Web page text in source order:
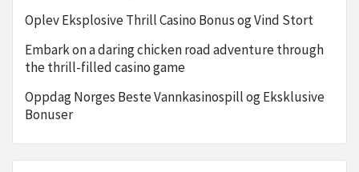
Oplev Eksplosive Thrill Casino Bonus og Vind Stort
Embark on a daring chicken road adventure through
the thrill-filled casino game
Oppdag Norges Beste Vannkasinospill og Eksklusive
Bonuser